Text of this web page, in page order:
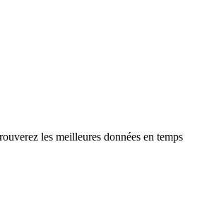
les meilleures données en temps